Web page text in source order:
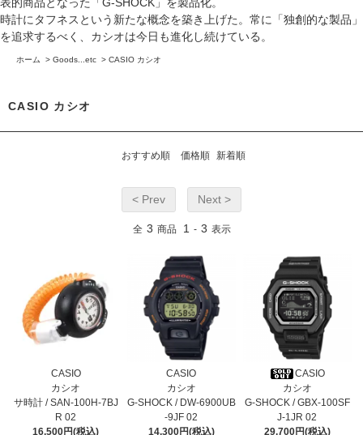
時計にタフネスという新たな概念を築き上げた。常に「独創的な製品」
を追求するべく、カシオは今日も進化し続けている。
ホーム > Goods...etc > CASIO カシオ
CASIO カシオ
おすすめ順 価格順 新着順
< Prev Next >
全 3 商品 1 - 3 表示
CASIO
カシオ
サ時計 / SAN-100H-7BJ
R 02
16,500円(税込)
CASIO
カシオ
G-SHOCK / DW-6900UB
-9JF 02
14,300円(税込)
CASIO
カシオ
G-SHOCK / GBX-100SF
J-1JR 02
29,700円(税込)